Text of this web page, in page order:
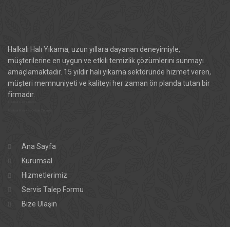
Halkalı Halı Yıkama, uzun yıllara dayanan deneyimiyle,
müşterilerine en uygun ve etkili temizlik çözümlerini sunmayı
amaçlamaktadır. 15 yıldır halı yıkama sektöründe hizmet veren,
müşteri memnuniyeti ve kaliteyi her zaman ön planda tutan bir
firmadır.
Ana Sayfa
Kurumsal
Hizmetlerimiz
Servis Talep Formu
Bize Ulaşın